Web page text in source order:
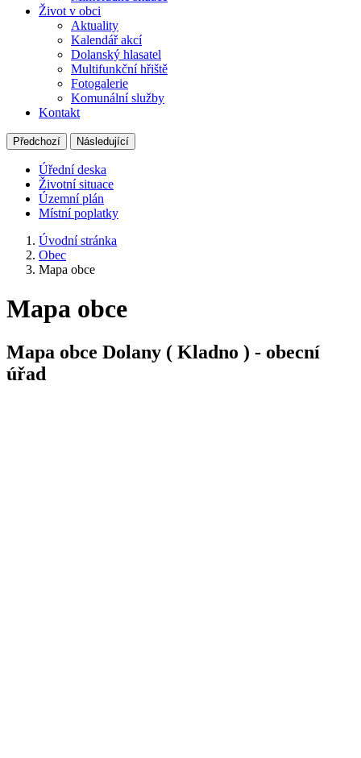
Život v obci
Aktuality
Kalendář akcí
Dolanský hlasatel
Multifunkční hřiště
Fotogalerie
Komunální služby
Kontakt
Předchozí Následující
Úřední deska
Životní situace
Územní plán
Místní poplatky
Úvodní stránka
Obec
Mapa obce
Mapa obce
Mapa obce Dolany ‎‎‎‎( Kladno )‎‎‎‎ - obecní
úřad